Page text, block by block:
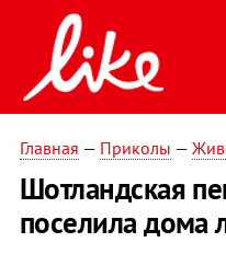
Главная — Приколы —
Шотландская
поселила дома